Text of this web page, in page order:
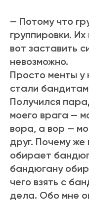
— Потому что
группировки.
вот заставить
невозможно.
Просто менты у
стали
Получился
моего врага —
вора, а вор —
друг. Почему
обирает
бандюгану
чего взять с
дела. Обо мне